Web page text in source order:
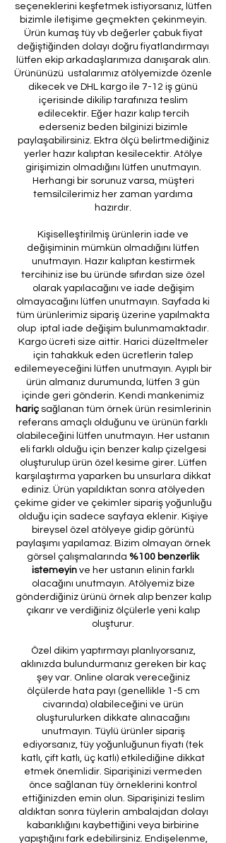
seçeneklerini keşfetmek istiyorsanız, lütfen
bizimle iletişime geçmekten çekinmeyin.
Ürün kumaş tüy vb değerler çabuk fiyat
değiştiğinden dolayı doğru fiyatlandırmayı
lütfen ekip arkadaşlarımıza danışarak alın.
Ürününüzü ustalarımız atölyemizde özenle
dikecek ve DHL kargo ile 7-12 iş günü
içerisinde dikilip tarafınıza teslim
edilecektir. Eğer hazır kalıp tercih
ederseniz beden bilginizi bizimle
paylaşabilirsiniz. Ektra ölçü belirtmediğiniz
yerler hazır kalıptan kesilecektir. Atölye
girişimizin olmadığını lütfen unutmayın.
Herhangi bir sorunuz varsa, müşteri
temsilcilerimiz her zaman yardıma
hazırdır.
Kişiselleştirilmiş ürünlerin iade ve
değişiminin mümkün olmadığını lütfen
unutmayın. Hazır kalıptan kestirmek
tercihiniz ise bu üründe sıfırdan size özel
olarak yapılacağını ve iade değişim
olmayacağını lütfen unutmayın. Sayfada ki
tüm ürünlerimiz sipariş üzerine yapılmakta
olup iptal iade değişim bulunmamaktadır.
Kargo ücreti size aittir. Harici düzeltmeler
için tahakkuk eden ücretlerin talep
edilemeyeceğini lütfen unutmayın. Ayıplı bir
ürün almanız durumunda, lütfen 3 gün
içinde geri gönderin. Kendi mankenimiz
hariçsağlanan tüm örnek ürün resimlerinin
referans amaçlı olduğunu ve ürünün farklı
olabileceğini lütfen unutmayın. Her ustanın
eli farklı olduğu için benzer kalıp çizelgesi
oluşturulup ürün özel kesime girer. Lütfen
karşılaştırma yaparken bu unsurlara dikkat
ediniz. Ürün yapıldıktan sonra atölyeden
çekime gider ve çekimler sipariş yoğunluğu
olduğu için sadece sayfaya eklenir. Kişiye
bireysel özel atölyeye gidip görüntü
paylaşımı yapılamaz. Bizim olmayan örnek
görsel çalışmalarında %100 benzerlik
istemeyin ve her ustanın elinin farklı
olacağını unutmayın. Atölyemiz bize
gönderdiğiniz ürünü örnek alıp benzer kalıp
çıkarır ve verdiğiniz ölçülerle yeni kalıp
oluşturur.
Özel dikim yaptırmayı planlıyorsanız,
aklınızda bulundurmanız gereken bir kaç
şey var. Online olarak vereceğiniz
ölçülerde hata payı (genellikle 1-5 cm
civarında) olabileceğini ve ürün
oluşturulurken dikkate alınacağını
unutmayın. Tüylü ürünler sipariş
ediyorsanız, tüy yoğunluğunun fiyatı (tek
katlı, çift katlı, üç katlı) etkilediğine dikkat
etmek önemlidir. Siparişinizi vermeden
önce sağlanan tüy örneklerini kontrol
ettiğinizden emin olun. Siparişinizi teslim
aldıktan sonra tüylerin ambalajdan dolayı
kabarıklığını kaybettiğini veya birbirine
yapıştığını fark edebilirsiniz. Endişelenme,